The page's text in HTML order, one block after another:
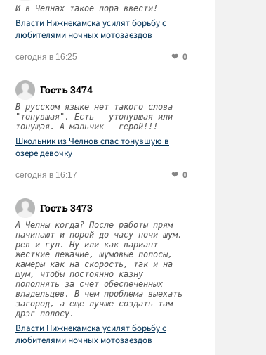
И в Челнах такое пора ввести!
Власти Нижнекамска усилят борьбу с
любителями ночных мотозаездов
сегодня в 16:25 0
Гость 3474
В русском языке нет такого слова
"тонувшая". Есть - утонувшая или
тонущая. А мальчик - герой!!!
Школьник из Челнов спас тонувшую в
озере девочку
сегодня в 16:17 0
Гость 3473
А Челны когда? После работы прям
начинают и порой до часу ночи шум,
рев и гул. Ну или как вариант
жесткие лежачие, шумовые полосы,
камеры как на скорость, так и на
шум, чтобы постоянно казну
пополнять за счет обеспеченных
владельцев. В чем проблема выехать
загород, а еще лучше создать там
дрэг-полосу.
Власти Нижнекамска усилят борьбу с
любителями ночных мотозаездов